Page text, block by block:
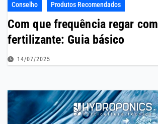
Conselho Produtos Recomendados
Com que frequência regar com
fertilizante: Guia básico
14/07/2025